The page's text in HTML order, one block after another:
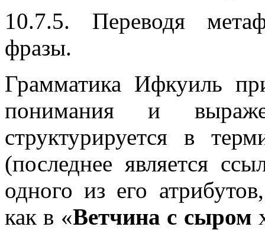
10.7.5. Переводя
фразы.
Грамматика Ифкуиль
понимания и
структурируется в
(последнее является
одного из его
как в «Ветчина с сыром